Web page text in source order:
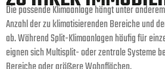
Die passende Klimaanlage hängt unter
Anzahl der zu klimatisierenden Bereiche und
ab. Während Split-Klimaanlagen häufig für
eignen sich Multisplit- oder zentrale Systeme